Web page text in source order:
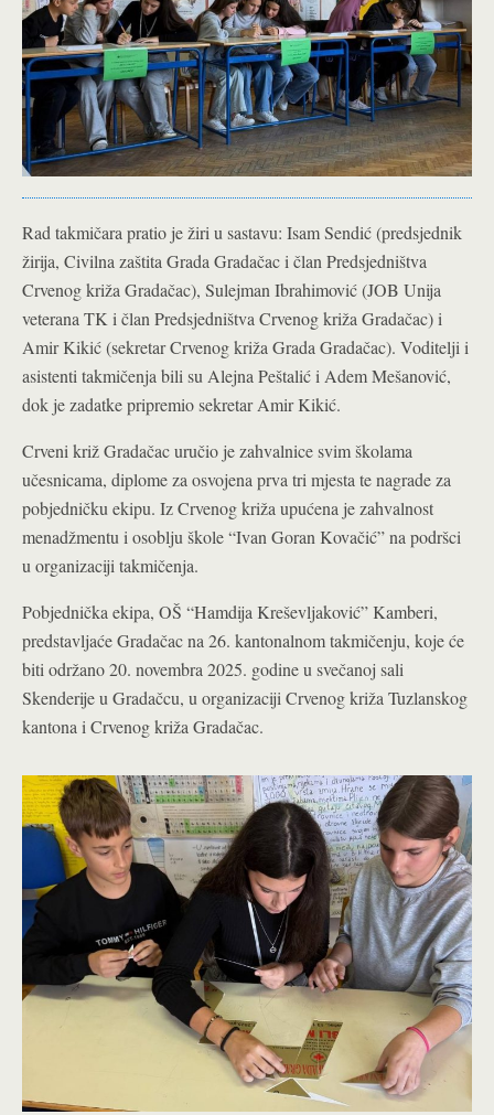
Rad takmičara pratio je žiri u sastavu: Isam Sendić (predsjednik
žirija, Civilna zaštita Grada Gradačac i član Predsjedništva
Crvenog križa Gradačac), Sulejman Ibrahimović (JOB Unija
veterana TK i član Predsjedništva Crvenog križa Gradačac) i
Amir Kikić (sekretar Crvenog križa Grada Gradačac). Voditelji i
asistenti takmičenja bili su Alejna Peštalić i Adem Mešanović,
dok je zadatke pripremio sekretar Amir Kikić.
Crveni križ Gradačac uručio je zahvalnice svim školama
učesnicama, diplome za osvojena prva tri mjesta te nagrade za
pobjedničku ekipu. Iz Crvenog križa upućena je zahvalnost
menadžmentu i osoblju škole “Ivan Goran Kovačić” na podršci
u organizaciji takmičenja.
Pobjednička ekipa, OŠ “Hamdija Kreševljaković” Kamberi,
predstavljaće Gradačac na 26. kantonalnom takmičenju, koje će
biti održano 20. novembra 2025. godine u svečanoj sali
Skenderije u Gradačcu, u organizaciji Crvenog križa Tuzlanskog
kantona i Crvenog križa Gradačac.